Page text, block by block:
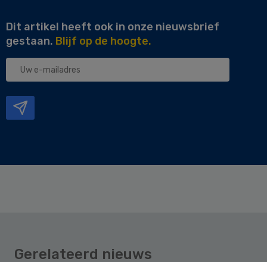
Dit artikel heeft ook in onze nieuwsbrief
gestaan. Blijf op de hoogte.
Uw
Gerelateerd nieuws